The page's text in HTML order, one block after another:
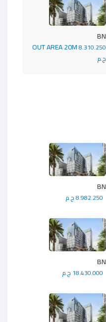
BN
OUT AREA 20M8.310.250
ج.م
BN
BN